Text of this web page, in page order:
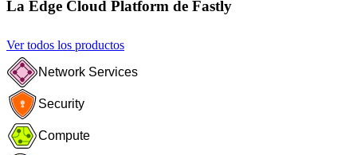
La Edge Cloud Platform de Fastly
Ver todos los productos
Network Services
Security
Compute